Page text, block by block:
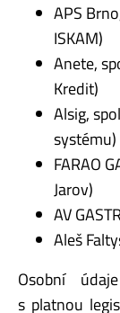
APS
ISKAM)
Anete,
Kredit)
Alsig,
systému)
FARAO
Jarov)
AV
Aleš
Osobní
s platnou